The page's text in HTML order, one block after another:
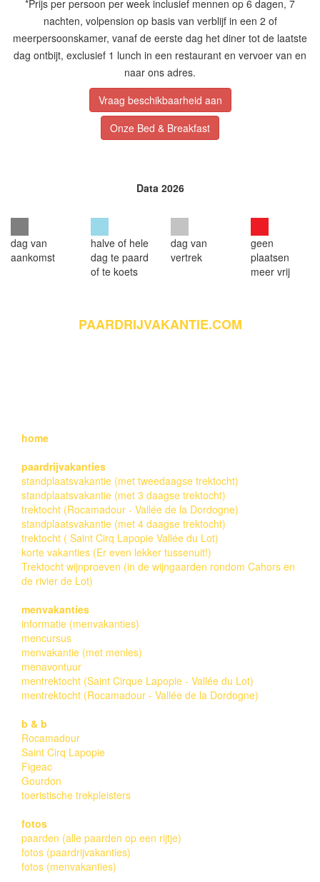
*Prijs per persoon per week inclusief mennen op 6 dagen, 7
nachten, volpension op basis van verblijf in een 2 of
meerpersoonskamer, vanaf de eerste dag het diner tot de laatste
dag ontbijt, exclusief 1 lunch in een restaurant en vervoer van en
naar ons adres.
Vraag beschikbaarheid aan
Onze Bed & Breakfast
Data 2026
dag van
aankomst
halve of hele
dag te paard
of te koets
dag van
vertrek
geen
plaatsen
meer vrij
PAARDRIJVAKANTIE.COM
home
paardrijvakanties
standplaatsvakantie (met tweedaagse trektocht)
standplaatsvakantie (met 3 daagse trektocht)
trektocht (Rocamadour - Vallée de la Dordogne)
standplaatsvakantie (met 4 daagse trektocht)
trektocht ( Saint Cirq Lapopie Vallée du Lot)
korte vakanties (Er even lekker tussenuit!)
Trektocht wijnproeven (in de wijngaarden rondom Cahors en
de rivier de Lot)
menvakanties
informatie (menvakanties)
mencursus
menvakantie (met menles)
menavontuur
mentrektocht (Saint Cirque Lapopie - Vallée du Lot)
mentrektocht (Rocamadour - Vallée de la Dordogne)
b & b
Rocamadour
Saint Cirq Lapopie
Figeac
Gourdon
toeristische trekpleisters
fotos
paarden (alle paarden op een rijtje)
fotos (paardrijvakanties)
fotos (menvakanties)